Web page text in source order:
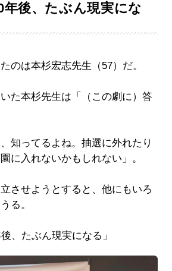
年後、たぶん現実にな
のは本杉宏志先生（57）だ。
た本杉先生は「（この劇に）答
知ってるよね。抽選に外れたり
に入れないかもしれない」。
させようとすると、他にもいろ
る。
、たぶん現実になる」